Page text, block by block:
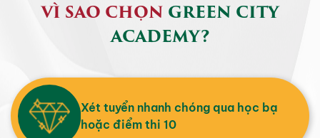
VÌ SAO CHỌN GREEN CITY
ACADEMY?
Xét tuyển nhanh chóng qua học bạ
hoặc điểm thi 10